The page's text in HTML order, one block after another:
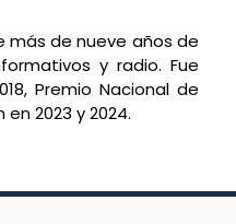
más de nueve años de
y radio. Fue
Premio Nacional de
2023 y 2024.